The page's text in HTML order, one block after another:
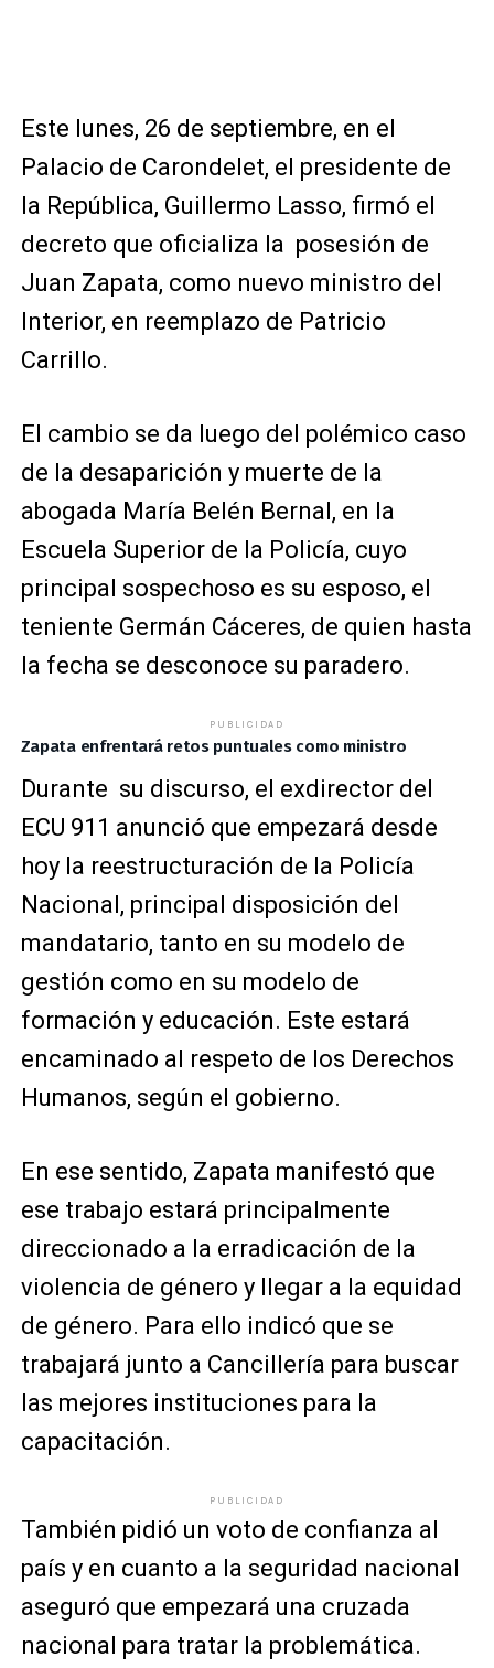
Este lunes, 26 de septiembre, en el
Palacio de Carondelet, el presidente de
la República, Guillermo Lasso, firmó el
decreto que oficializa la posesión de
Juan Zapata, como nuevo ministro del
Interior, en reemplazo de Patricio
Carrillo.
El cambio se da luego del polémico caso
de la desaparición y muerte de la
abogada María Belén Bernal, en la
Escuela Superior de la Policía, cuyo
principal sospechoso es su esposo, el
teniente Germán Cáceres, de quien hasta
la fecha se desconoce su paradero.
PUBLICIDAD
Zapata enfrentará retos puntuales como ministro
Durante su discurso, el exdirector del
ECU 911 anunció que empezará desde
hoy la reestructuración de la Policía
Nacional, principal disposición del
mandatario, tanto en su modelo de
gestión como en su modelo de
formación y educación. Este estará
encaminado al respeto de los Derechos
Humanos, según el gobierno.
En ese sentido, Zapata manifestó que
ese trabajo estará principalmente
direccionado a la erradicación de la
violencia de género y llegar a la equidad
de género. Para ello indicó que se
trabajará junto a Cancillería para buscar
las mejores instituciones para la
capacitación.
PUBLICIDAD
También pidió un voto de confianza al
país y en cuanto a la seguridad nacional
aseguró que empezará una cruzada
nacional para tratar la problemática.